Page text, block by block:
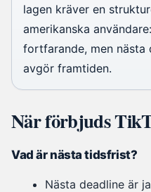
lagen kräver en
amerikanska
fortfarande, men nästa
avgör framtiden.
När förbjuds
Vad är nästa tidsfrist?
Nästa deadline är